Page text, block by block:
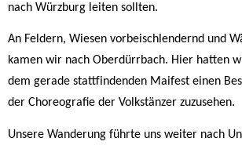
nach Würzburg leiten sollten.
An Feldern, Wiesen vorbeischlendernd und
kamen wir nach Oberdürrbach. Hier hatten
dem gerade stattfindenden Maifest einen
der Choreografie der Volkstänzer zuzusehen.
Unsere Wanderung führte uns weiter nach